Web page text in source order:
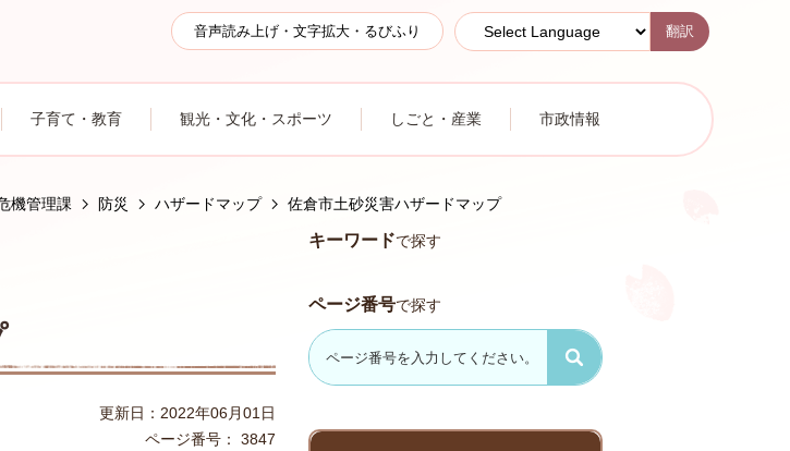
音声読み上げ・文字拡大・るびふり 翻訳
子育て・教育 観光・文化・スポーツ しごと・産業 市政情報
機管理課 防災 ハザードマップ 佐倉市土砂災害ハザードマップ
更新日：2022年06月01日
ページ番号：
3847
キーワードで探す
ページ番号で探す